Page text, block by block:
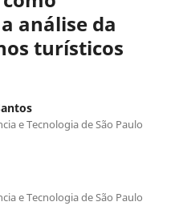
análise da
turísticos
e Tecnologia de São Paulo
e Tecnologia de São Paulo